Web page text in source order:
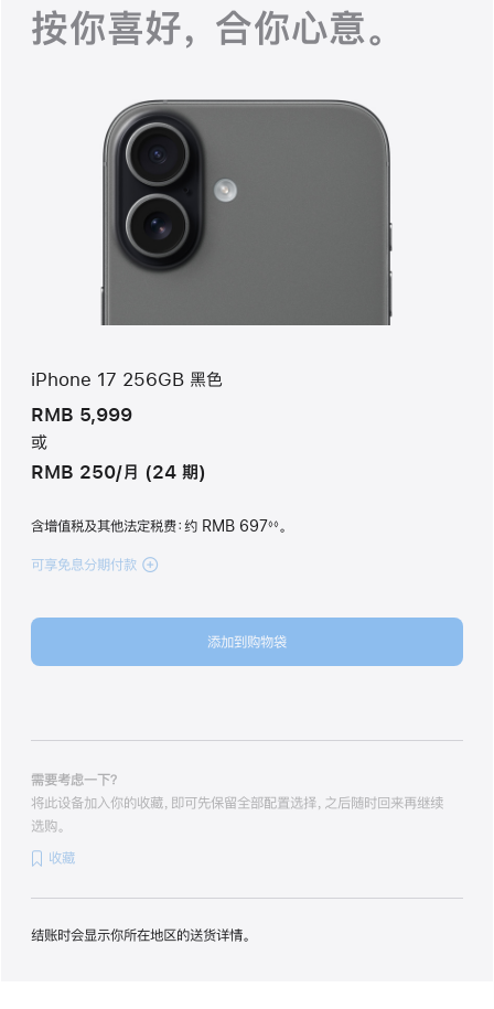
按你喜好， 合你心意。
iPhone 17 256GB 黑色
RMB 5,999
或
RMB 250/月 (24 期)
含增值税及其他法定税费：约 RMB 697◊◊。
可享免息分期付款 (iPhone 17
256gb
选
添加到购物袋
需要考虑一下？
将此设备加入你的收藏，即可先保留全部配置选择，之后随时回来再继续
选购。
收藏
结账时会显示你所在地区的送货详情。